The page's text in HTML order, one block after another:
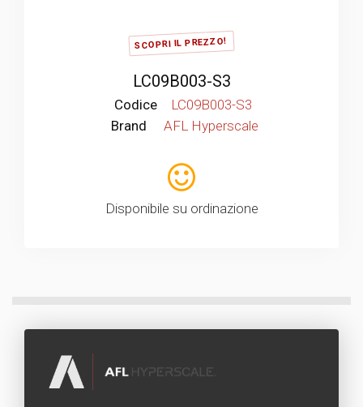
SCOPRI IL PREZZO!
LC09B003-S3
Codice
LC09B003-S3
Brand
AFL Hyperscale
Disponibile su ordinazione